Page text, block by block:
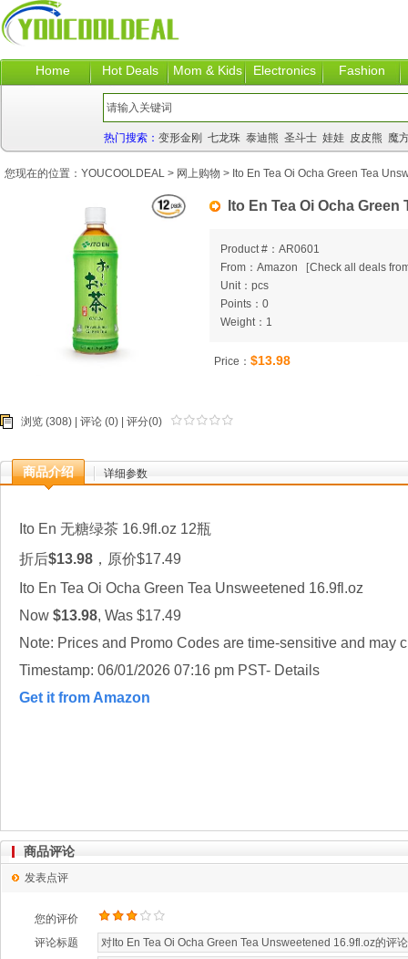
Home Hot Deals Mom & Kids Electronics Fashion
热门搜索： 变形金刚 七龙珠 泰迪熊 圣斗士 娃娃 皮皮熊 魔
Ito En Tea Oi Ocha
Product #：AR0601
From：Amazon
[Check all deals
Unit：pcs
Points：0
Weight：1
Price： $13.98
浏览 (308) | 评论 (0) | 评分(0)
商品介绍 详细参数
Ito En 无糖绿茶 16.9fl.oz 12瓶
折后$13.98 ，原价$17.49
Ito En Tea Oi Ocha Green Tea Unsweetened 16.9fl.oz
Now $13.98, Was $17.49
Note: Prices and Promo Codes are time-sensitive and may
Timestamp: 06/01/2026 07:16 pm PST- Details
Get it from Amazon
您现在的位置： YOUCOOLDEAL > 网上购物 > Ito En Tea Oi Ocha Green Tea
商品评论
发表点评
您的评价
评论标题